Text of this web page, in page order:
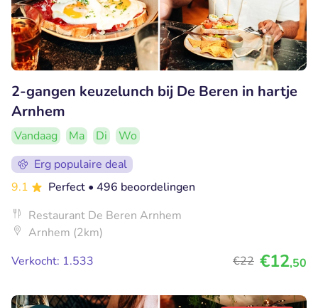
2-gangen keuzelunch bij De Beren in hartje
Arnhem
Vandaag Ma Di
Wo
Erg populaire deal
9.1
Perfect • 496 beoordelingen
Restaurant De Beren Arnhem
Arnhem (2km)
Verkocht: 1.533
€22 €12,50